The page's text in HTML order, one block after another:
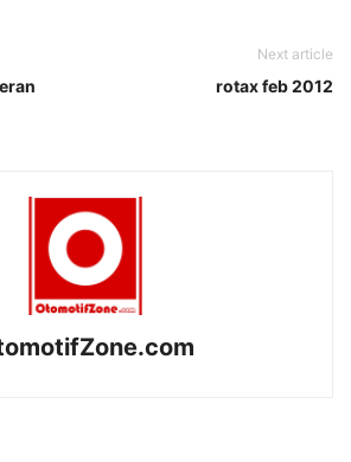
Next article
rotax feb 2012